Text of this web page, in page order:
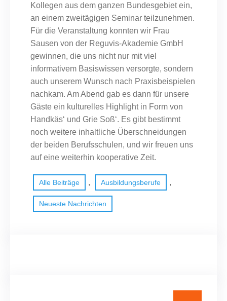
Kollegen aus dem ganzen Bundesgebiet ein,
an einem zweitägigen Seminar teilzunehmen.
Für die Veranstaltung konnten wir Frau
Sausen von der Reguvis-Akademie GmbH
gewinnen, die uns nicht nur mit viel
informativem Basiswissen versorgte, sondern
auch unserem Wunsch nach Praxisbeispielen
nachkam. Am Abend gab es dann für unsere
Gäste ein kulturelles Highlight in Form von
Handkäs‘ und Grie Soß‘. Es gibt bestimmt
noch weitere inhaltliche Überschneidungen
der beiden Berufsschulen, und wir freuen uns
auf eine weiterhin kooperative Zeit.
Alle Beiträge , Ausbildungsberufe ,
Neueste Nachrichten